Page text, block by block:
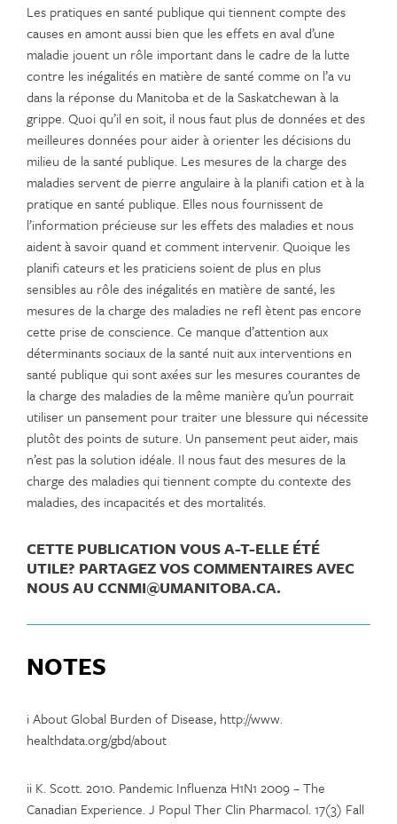
Les pratiques en santé publique qui tiennent compte des
causes en amont aussi bien que les effets en aval d’une
maladie jouent un rôle important dans le cadre de la lutte
contre les inégalités en matière de santé comme on l’a vu
dans la réponse du Manitoba et de la Saskatchewan à la
grippe. Quoi qu’il en soit, il nous faut plus de données et des
meilleures données pour aider à orienter les décisions du
milieu de la santé publique. Les mesures de la charge des
maladies servent de pierre angulaire à la planifi cation et à la
pratique en santé publique. Elles nous fournissent de
l’information précieuse sur les effets des maladies et nous
aident à savoir quand et comment intervenir. Quoique les
planifi cateurs et les praticiens soient de plus en plus
sensibles au rôle des inégalités en matière de santé, les
mesures de la charge des maladies ne refl ètent pas encore
cette prise de conscience. Ce manque d’attention aux
déterminants sociaux de la santé nuit aux interventions en
santé publique qui sont axées sur les mesures courantes de
la charge des maladies de la même manière qu’un pourrait
utiliser un pansement pour traiter une blessure qui nécessite
plutôt des points de suture. Un pansement peut aider, mais
n’est pas la solution idéale. Il nous faut des mesures de la
charge des maladies qui tiennent compte du contexte des
maladies, des incapacités et des mortalités.
CETTE PUBLICATION VOUS A-T-ELLE ÉTÉ
UTILE? PARTAGEZ VOS COMMENTAIRES AVEC
NOUS AU CCNMI@UMANITOBA.CA.
NOTES
i About Global Burden of Disease, http://www.
healthdata.org/gbd/about
ii K. Scott. 2010. Pandemic Influenza H1N1 2009 – The
Canadian Experience. J Popul Ther Clin Pharmacol. 17(3) Fall